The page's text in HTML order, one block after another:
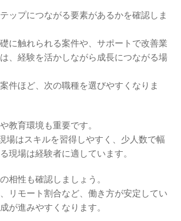
ップにつながる要素があるかを確認しま
に触れられる案件や、サポートで改善業
、経験を活かしながら成長につながる場
件ほど、次の職種を選びやすくなりま
教育環境も重要です。
場はスキルを習得しやすく、少人数で幅
現場は経験者に適しています。
相性も確認しましょう。
リモート割合など、働き方が安定してい
が進みやすくなります。